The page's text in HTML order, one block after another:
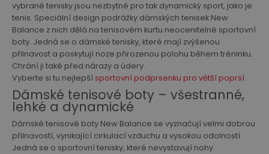
vybrané tenisky jsou nezbytné pro tak dynamický sport, jako je
tenis. Speciální design podrážky dámských tenisek New
Balance z nich dělá na tenisovém kurtu neocenitelné sportovní
boty. Jedná se o dámské tenisky, které mají zvýšenou
přilnavost a poskytují noze přirozenou polohu během tréninku.
Chrání ji také před nárazy a údery.
Vyberte si tu nejlepší sportovní podprsenku pro větší poprsí.
Dámské tenisové boty – všestranné,
lehké a dynamické
Dámské tenisové boty New Balance se vyznačují velmi dobrou
přilnavostí, vynikající cirkulací vzduchu a vysokou odolností.
Jedná se o sportovní tenisky, které nevystavují nohy